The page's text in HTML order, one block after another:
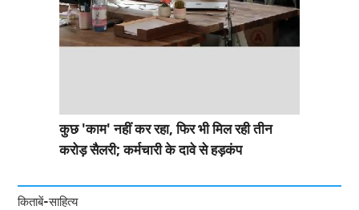
कुछ 'काम' नहीं कर रहा, फिर भी मिल रही तीन
करोड़ सैलरी; कर्मचारी के दावे से हड़कंप
किताबें-साहित्य